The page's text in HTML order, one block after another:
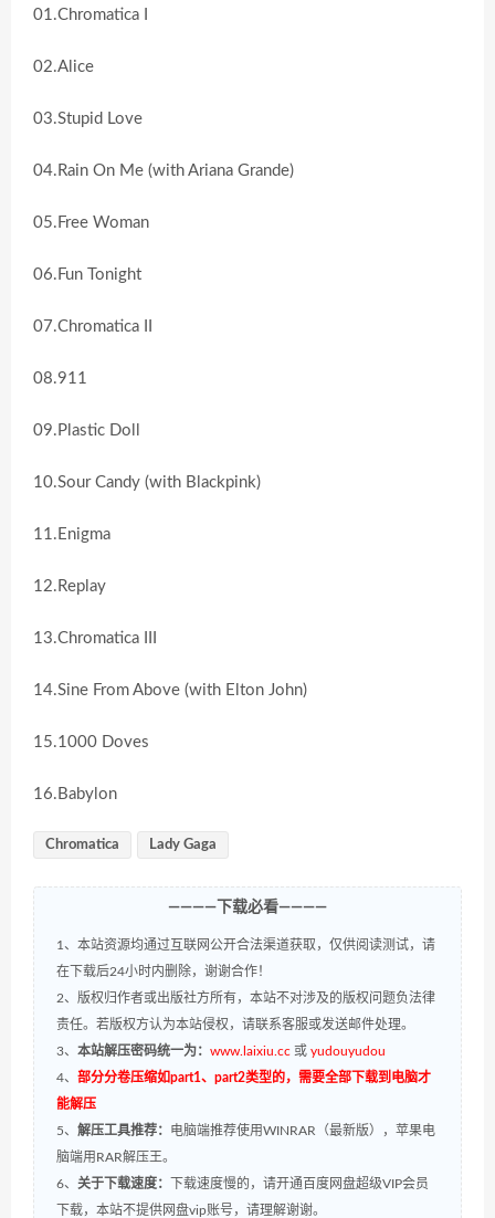
01.Chromatica I
02.Alice
03.Stupid Love
04.Rain On Me (with Ariana Grande)
05.Free Woman
06.Fun Tonight
07.Chromatica II
08.911
09.Plastic Doll
10.Sour Candy (with Blackpink)
11.Enigma
12.Replay
13.Chromatica III
14.Sine From Above (with Elton John)
15.1000 Doves
16.Babylon
Chromatica Lady Gaga
————下载必看————
1、本站资源均通过互联网公开合法渠道获取，仅供阅读测试，请
在下载后24小时内删除，谢谢合作！
2、版权归作者或出版社方所有，本站不对涉及的版权问题负法律
责任。若版权方认为本站侵权，请联系客服或发送邮件处理。
3、 本站解压密码统一为： www.laixiu.cc 或 yudouyudou
4、 部分分卷压缩如part1、part2类型的，需要全部下载到电脑才
能解压
5、 解压工具推荐： 电脑端推荐使用WINRAR（最新版），苹果电
脑端用RAR解压王。
6、 关于下载速度：
下载速度慢的，请开通百度网盘超级VIP会员
下载，本站不提供网盘vip账号，请理解谢谢。